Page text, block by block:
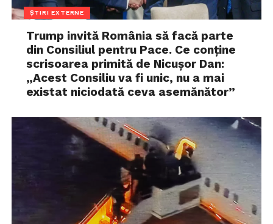
ȘTIRI EXTERNE
Trump invită România să facă parte
din Consiliul pentru Pace. Ce conține
scrisoarea primită de Nicușor Dan:
„Acest Consiliu va fi unic, nu a mai
existat niciodată ceva asemănător”